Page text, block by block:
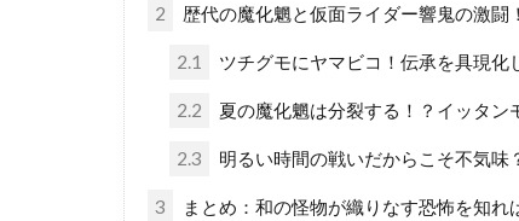
2 歴代の魔化魍と仮面ライダー響鬼の激闘
2.1 ツチグモにヤマビコ！伝承を具現化
2.2 夏の魔化魍は分裂する！？イッタ
2.3 明るい時間の戦いだからこそ不気味
3 まとめ：和の怪物が織りなす恐怖を知れ